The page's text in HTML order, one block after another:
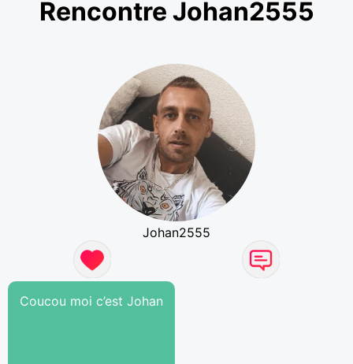
Rencontre Johan2555
Johan2555
Coucou moi c’est Johan